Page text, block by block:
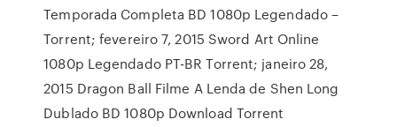
Temporada Completa BD 1080p Legendado –
Torrent; fevereiro 7, 2015 Sword Art Online
1080p Legendado PT-BR Torrent; janeiro 28,
2015 Dragon Ball Filme A Lenda de Shen Long
Dublado BD 1080p Download Torrent